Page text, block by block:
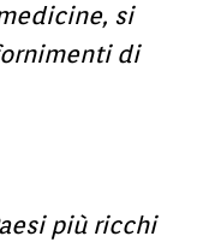
si
di
più ricchi